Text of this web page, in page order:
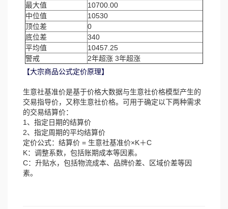
最大值
10700.00
中位值
10530
顶位差
0
底位差
340
平均值
10457.25
警戒
2年超涨 3年超涨
【大宗商品公式定价原理】
生意社基准价是基于价格大数据与生意社价格模型产生的
交易指导价，又称生意社价格。可用于确定以下两种需求
的交易结算价：
1、指定日期的结算价
2、指定周期的平均结算价
定价公式：结算价 = 生意社基准价×K＋C
K：调整系数，包括账期成本等因素。
C：升贴水，包括物流成本、品牌价差、区域价差等因
素。